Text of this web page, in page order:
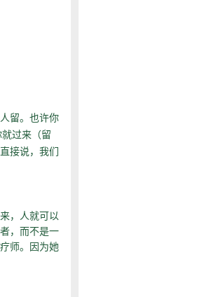
留。也许你
过来（留
接说，我们
，人就可以
，而不是一
师。因为她